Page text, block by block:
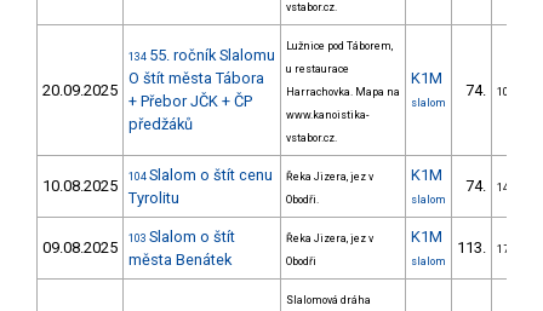
vstabor.cz.
20.09.2025
134 55. ročník Slalomu
O štít města Tábora
+ Přebor JČK + ČP
předžáků
Lužnice pod Táborem,
u restaurace
Harrachovka. Mapa na
www.kanoistika-
vstabor.cz.
K1M
slalom
74. 10/DM
10.08.2025 104 Slalom o štít cenu
Tyrolitu
Řeka Jizera, jez v
Obodři.
K1M
slalom
74. 14/DM
09.08.2025 103 Slalom o štít
města Benátek
Řeka Jizera, jez v
Obodři
K1M
slalom
113. 17/DM
Slalomová dráha